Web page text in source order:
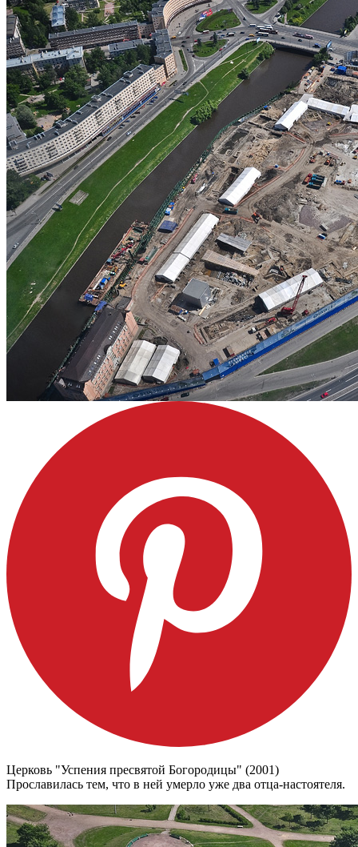
Церковь "Успения пресвятой Богородицы" (2001)
Прославилась тем, что в ней умерло уже два отца-настоятеля.